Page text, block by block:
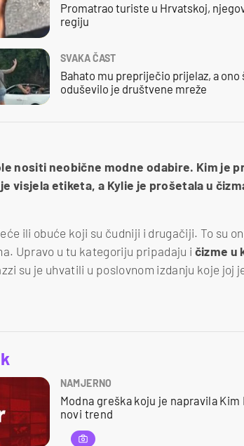
Promatrao turiste u Hrvatskoj,
regiju
SVAKA ČAST
Bahato mu prepriječio prijelaz, a ono
oduševilo je društvene mreže
nositi neobične modne odabire. Kim je
visjela etiketa, a Kylie je prošetala u
ili obuće koji su čudniji i drugačiji. To su
Upravo u tu kategoriju pripadaju i čizme u
su je uhvatili u poslovnom izdanju koje joj
NAMJERNO
Modna greška koju je napravila
novi trend